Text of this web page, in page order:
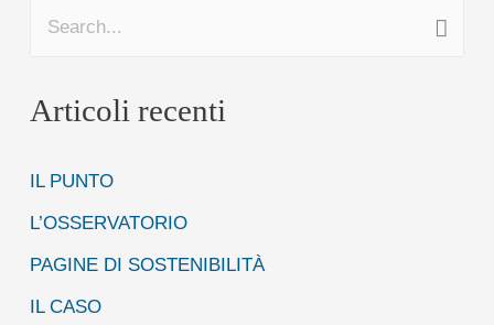
r
a
:
Articoli recenti
IL PUNTO
L’OSSERVATORIO
PAGINE DI SOSTENIBILITÀ
IL CASO